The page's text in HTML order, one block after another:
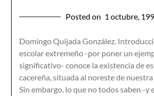
Posted on 1 octubre,
Domingo Quijada González.
escolar extremeño -por poner un
significativo- conoce la existencia de
cacereña, situada al noreste de
Sin embargo, lo que no todos saben -y